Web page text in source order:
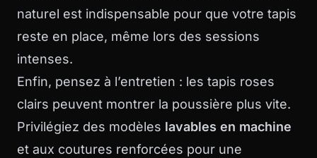
naturel est indispensable pour que votre tapis
reste en place, même lors des sessions
intenses.
Enfin, pensez à l’entretien : les tapis roses
clairs peuvent montrer la poussière plus vite.
Privilégiez des modèles lavables en machine
et aux coutures renforcées pour une